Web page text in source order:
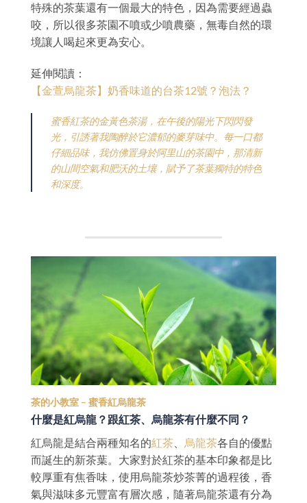
特殊的茶葉還有一個最大的特色，因為需要經過蟲
咬，所以很多茶園不噴或少噴農藥，無毒自然的環
境讓人喝起來更為安心。
延伸閱讀：
【金萱烏龍茶】奶香味道的台茶12號？泡法？
蜜香紅茶的金黃色茶湯，在午後的陽光下閃閃發
光，引誘著我陶醉於它濃郁的麥芽味中。每一口都
仔細品味，我仿佛置身於阿里山的茶園中，那清新
的山間空氣和肥沃的土壤，賦予了茶葉獨特的特色
和深度。
茶的小教室 – 蜜香紅烏龍茶
什麼是紅烏龍？跟紅茶、烏龍茶有什麼不同？
紅烏龍是結合兩種知名的紅茶 烏龍茶各自的優點
而誕生的新茶葉。大家對於紅茶的基本印象都是比
較厚重有焦香味，使用烏龍茶炒茶菁的過程後，香
氣與滋味多元豐富有層次感，隨著烏龍茶還有分為